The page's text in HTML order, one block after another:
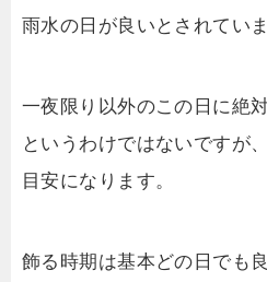
雨水の日が良いとされていま
一夜限り以外のこの日に絶
というわけではないですが
目安になります。
飾る時期は基本どの日でも